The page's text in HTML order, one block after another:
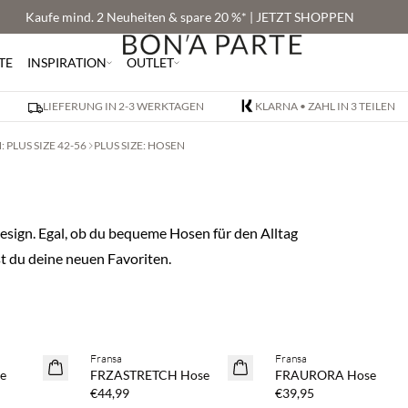
Kaufe mind. 2 Neuheiten & spare 20 %* | JETZT SHOPPEN
INSPIRATION OUTLET
LIEFERUNG IN 2-3 WERKTAGEN KLARNA • ZAHL IN 3 TEILEN
PLUS SIZE 42-56 PLUS SIZE: HOSEN
Egal, ob du bequeme Hosen für den Alltag
du deine neuen Favoriten.
NEUHEITEN
Fransa
FRZASTRETCH Hose
€44,99
NEUHEITEN
Fransa
FRAURORA Hose
€39,95